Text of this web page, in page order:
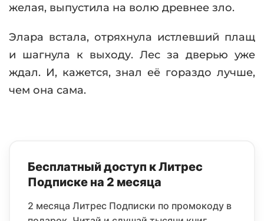
желая, выпустила на волю древнее зло.
Элара встала, отряхнула истлевший плащ
и шагнула к выходу. Лес за дверью уже
ждал. И, кажется, знал её гораздо лучше,
чем она сама.
Бесплатный доступ к Литрес
Подписке на 2 месяца
2 месяца Литрес Подписки по промокоду в